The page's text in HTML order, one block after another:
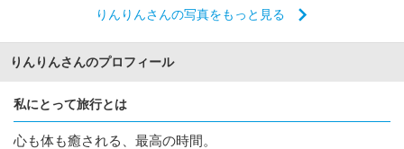
りんりんさんの写真をもっと見る
りんりんさんのプロフィール
私にとって旅行とは
心も体も癒される、最高の時間。